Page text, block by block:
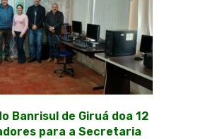
Banrisul de Giruá doa 12
para a Secretaria